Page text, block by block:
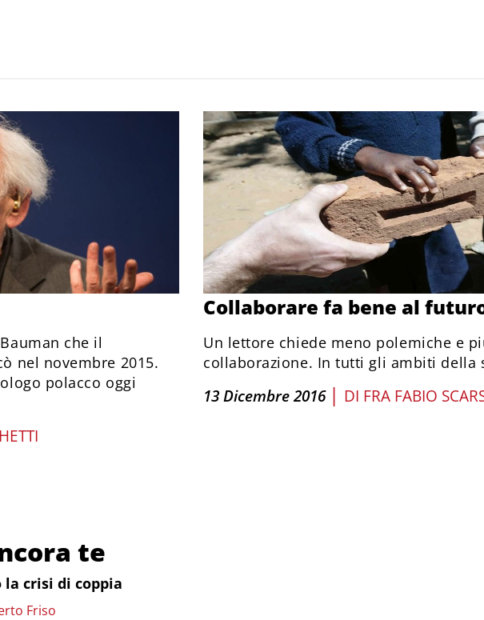
che il
nel novembre 2015.
polacco oggi
Collaborare fa bene al
Un lettore chiede meno polemiche e
collaborazione. In tutti gli ambiti della
13 Dicembre 2016 | DI FRA FABIO
te
la crisi di coppia
Friso